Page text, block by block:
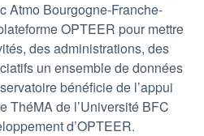
Atmo Bourgogne-Franche-
OPTEER pour mettre
des administrations, des
un ensemble de données
bénéficie de l’appui
ThéMA de l’Université BFC
d’OPTEER.